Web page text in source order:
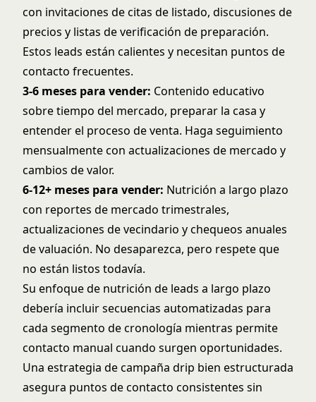
con invitaciones de citas de listado, discusiones de
precios y listas de verificación de preparación.
Estos leads están calientes y necesitan puntos de
contacto frecuentes.
3-6 meses para vender: Contenido educativo
sobre tiempo del mercado, preparar la casa y
entender el proceso de venta. Haga seguimiento
mensualmente con actualizaciones de mercado y
cambios de valor.
6-12+ meses para vender: Nutrición a largo plazo
con reportes de mercado trimestrales,
actualizaciones de vecindario y chequeos anuales
de valuación. No desaparezca, pero respete que
no están listos todavía.
Su enfoque de nutrición de leads a largo plazo
debería incluir secuencias automatizadas para
cada segmento de cronología mientras permite
contacto manual cuando surgen oportunidades.
Una estrategia de campaña drip bien estructurada
asegura puntos de contacto consistentes sin